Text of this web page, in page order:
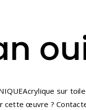
sur
œuvre ?